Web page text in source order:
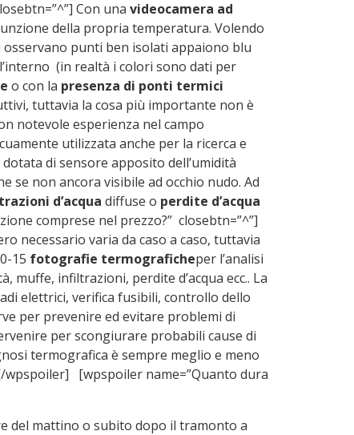
Con una videocamera ad
della propria temperatura. Volendo
punti ben isolati appaiono blu
(in realtà i colori sono dati per
o con la presenza di ponti termici
tuttavia la cosa più importante non è
notevole esperienza nel campo
utilizzata anche per la ricerca e
di sensore apposito dell’umidità
se non ancora visibile ad occhio nudo. Ad
d’acqua diffuse o perdite d’acqua
comprese nel prezzo?” closebtn=”^”]
necessario varia da caso a caso, tuttavia
15 fotografie termograficheper l’analisi
muffe, infiltrazioni, perdite d’acqua ecc.. La
elettrici, verifica fusibili, controllo dello
per prevenire ed evitare problemi di
per scongiurare probabili cause di
termografica è sempre meglio e meno
wpspoiler] [wpspoiler name=”Quanto dura
del mattino o subito dopo il tramonto a